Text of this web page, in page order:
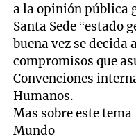
a la opinión pública
Santa Sede “estado
buena vez se decida
compromisos que
Convenciones
Humanos.
Mas sobre este tema
Mundo